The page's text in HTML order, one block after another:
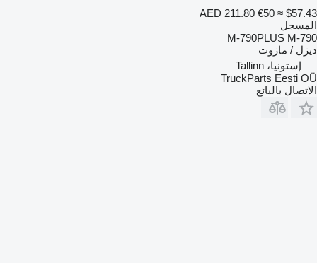
AED 211.80 €50 ≈ $57.43
المسجل
M-790PLUS M-790
ديزل / مازوت
إستونيا، Tallinn
TruckParts Eesti OÜ
الاتصال بالبائع